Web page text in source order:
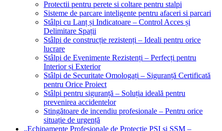
Protectii pentru perete si coltare pentru stalpi
Sisteme de parcare inteligente pentru afaceri si parcari
Stâlpi cu Lanț și Indicatoare – Control Acces și
Delimitare Spații
Stâlpi de construcție rezistenți – Ideali pentru orice
lucrare
Stâlpi de Evenimente Rezistenți – Perfecți pentru
Interior și Exterior
Stâlpi de Securitate Omologați – Siguranță Certificată
pentru Orice Proiect
Stâlpi pentru siguranță – Soluția ideală pentru
prevenirea accidentelor
Stingătoare de incendiu profesionale – Pentru orice
situație de urgență
„Echipamente Profesionale de Protecție PSI și SSM –